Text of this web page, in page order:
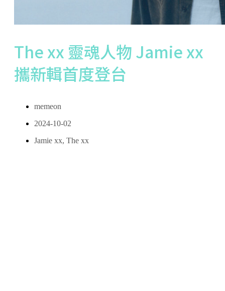
The xx 靈魂人物 Jamie xx
攜新輯首度登台
memeon
2024-10-02
Jamie xx, The xx